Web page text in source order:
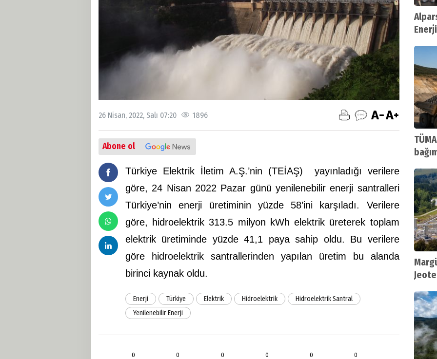
26 Nisan, 2022, Salı 07:20 1896
Abone ol
Türkiye Elektrik İletim A.Ş.’nin (TEİAŞ) yayınladığı verilere
göre, 24 Nisan 2022 Pazar günü yenilenebilir enerji santralleri
Türkiye’nin enerji üretiminin yüzde 58’ini karşıladı. Verilere
göre, hidroelektrik 313.5 milyon kWh elektrik üreterek toplam
elektrik üretiminde yüzde 41,1 paya sahip oldu. Bu verilere
göre hidroelektrik santrallerinden yapılan üretim bu alanda
birinci kaynak oldu.
Enerji Türkiye Elektrik Hidroelektrik
Hidroelektrik Santral
Yenilenebilir Enerji
0 0 0 0 0 0